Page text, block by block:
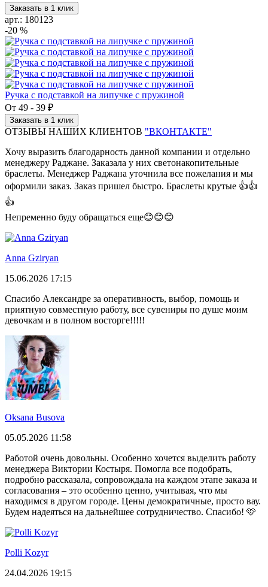
Заказать в 1 клик
арт.: 180123
-20 %
Ручка с подставкой на липучке с пружиной
От 49 - 39 ₽
Заказать в 1 клик
ОТЗЫВЫ НАШИХ КЛИЕНТОВ "ВКОНТАКТЕ"
Хочу выразить благодарность данной компании и отдельно
менеджеру Раджане. Заказала у них светонакопительные
браслеты. Менеджер Раджана уточнила все пожелания и мы
оформили заказ. Заказ пришел быстро. Браслеты крутые 👍👍
👍
Непременно буду обращаться еще😊😊😊
Anna Gziryan
15.06.2026 17:15
Спасибо Александре за оперативность, выбор, помощь и
приятную совместную работу, все сувениры по душе моим
девочкам и в полном восторге!!!!!
Oksana Busova
05.05.2026 11:58
Работой очень довольны. Особенно хочется выделить работу
менеджера Виктории Костыря. Помогла все подобрать,
подробно рассказала, сопровождала на каждом этапе заказа и
согласования – это особенно ценно, учитывая, что мы
находимся в другом городе. Цены демократичные, просто вау.
Будем надеяться на дальнейшее сотрудничество. Спасибо! 🩷
Polli Kozyr
24.04.2026 19:15